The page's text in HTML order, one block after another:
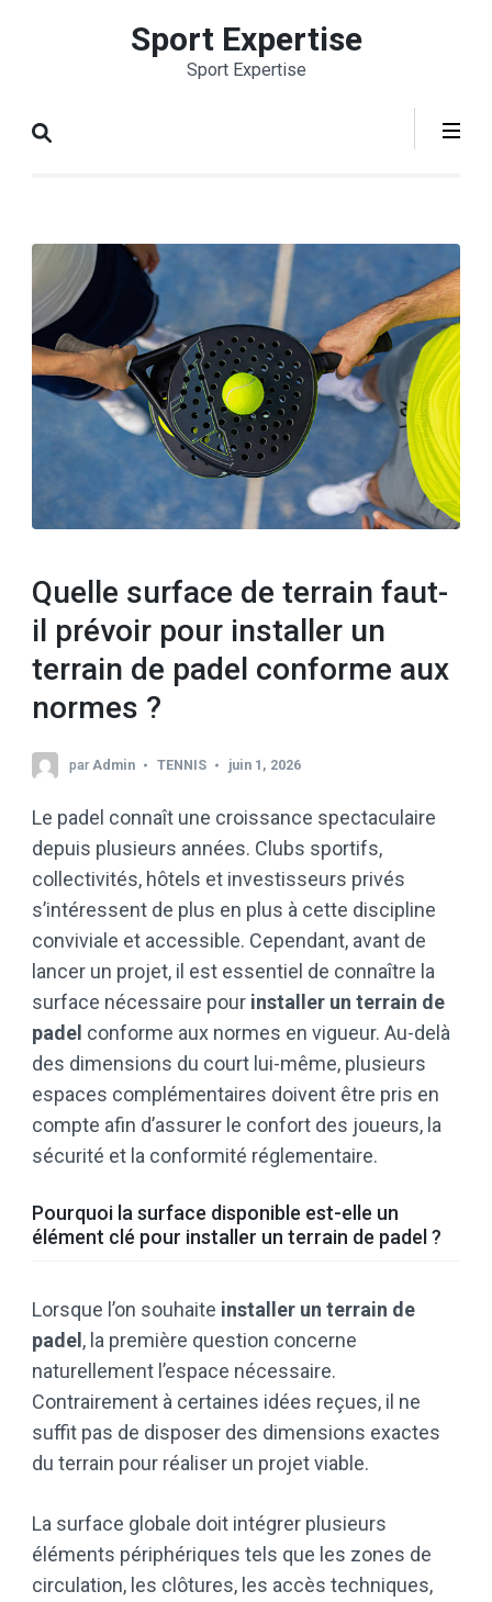
Entrée)
Sport Expertise
Sport Expertise
Quelle surface de terrain faut-
il prévoir pour installer un
terrain de padel conforme aux
normes ?
par Admin TENNIS juin 1, 2026
Le padel connaît une croissance spectaculaire
depuis plusieurs années. Clubs sportifs,
collectivités, hôtels et investisseurs privés
s’intéressent de plus en plus à cette discipline
conviviale et accessible. Cependant, avant de
lancer un projet, il est essentiel de connaître la
surface nécessaire pour installer un terrain de
padel conforme aux normes en vigueur. Au-delà
des dimensions du court lui-même, plusieurs
espaces complémentaires doivent être pris en
compte afin d’assurer le confort des joueurs, la
sécurité et la conformité réglementaire.
Pourquoi la surface disponible est-elle un
élément clé pour installer un terrain de padel ?
Lorsque l’on souhaite installer un terrain de
padel, la première question concerne
naturellement l’espace nécessaire.
Contrairement à certaines idées reçues, il ne
suffit pas de disposer des dimensions exactes
du terrain pour réaliser un projet viable.
La surface globale doit intégrer plusieurs
éléments périphériques tels que les zones de
circulation, les clôtures, les accès techniques,